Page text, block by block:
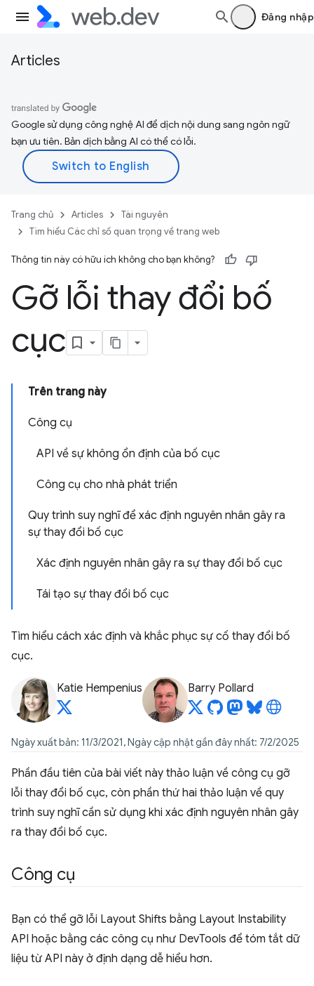
Đăng nhập
Articles
Google sử dụng công nghệ AI để dịch nội dung sang ngôn ngữ
bạn ưu tiên. Bản dịch bằng AI có thể có lỗi.
Trang chủ Articles
Tài nguyên
Tìm hiểu Các chỉ số quan trọng về trang web
Thông tin này có hữu ích không cho bạn không?
Gỡ lỗi thay đổi bố
cục
Trên trang này
Công cụ
API về sự không ổn định của bố cục
Công cụ cho nhà phát triển
Quy trình suy nghĩ để xác định nguyên nhân gây ra
sự thay đổi bố cục
Xác định nguyên nhân gây ra sự thay đổi bố cục
Tái tạo sự thay đổi bố cục
Tìm hiểu cách xác định và khắc phục sự cố thay đổi bố
cục.
Katie Hempenius Barry Pollard
Ngày xuất bản: 11/3/2021, Ngày cập nhật gần đây nhất: 7/2/2025
Phần đầu tiên của bài viết này thảo luận về công cụ gỡ
lỗi thay đổi bố cục, còn phần thứ hai thảo luận về quy
trình suy nghĩ cần sử dụng khi xác định nguyên nhân gây
ra thay đổi bố cục.
Công cụ
Bạn có thể gỡ lỗi Layout Shifts bằng Layout Instability
API hoặc bằng các công cụ như DevTools để tóm tắt dữ
liệu từ API này ở định dạng dễ hiểu hơn.